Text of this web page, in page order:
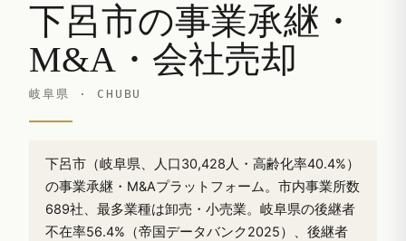
下呂市の事業承継・
M&A・会社売却
岐阜県 · CHUBU
下呂市（岐阜県、人口30,428人・高齢化率40.4%）
の事業承継・M&Aプラットフォーム。市内事業所数
689社、最多業種は卸売・小売業。岐阜県の後継者
不在率56.4%（帝国データバンク2025）、後継者